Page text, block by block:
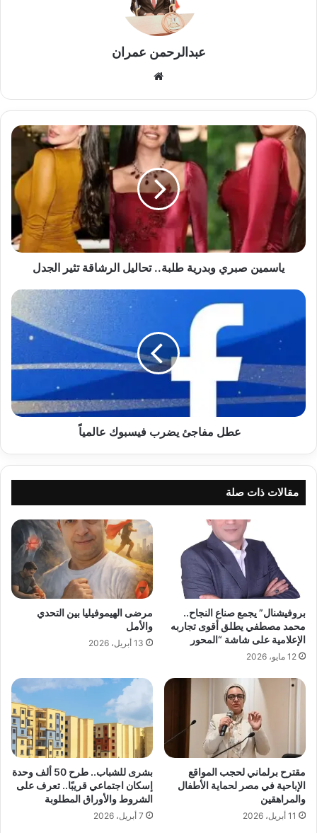
عبدالرحمن عمران
ياسمين
صبري
وبدرية
طلبة..
تحاليل
الرشاقة
تثير
الجدل
ياسمين صبري وبدرية طلبة.. تحاليل الرشاقة تثير الجدل
عطل
يضرب
فيسبوك
عطل مفاجئ يضرب فيسبوك عالمياً
مقالات ذات صلة
بروفيشنال” يجمع صناع النجاح..
محمد مصطفي يطلق أقوى تجاربه
الإعلامية على شاشة “المحور
12 مايو، 2026
مرضى الهيموفيليا بين التحدي
والأمل
13 أبريل، 2026
مقترح برلماني لحجب المواقع
الإباحية في مصر لحماية الأطفال
والمراهقين
11 أبريل، 2026
بشرى للشباب.. طرح 50 ألف وحدة
إسكان اجتماعي قريبًا.. تعرف على
الشروط والأوراق المطلوبة
7 أبريل، 2026